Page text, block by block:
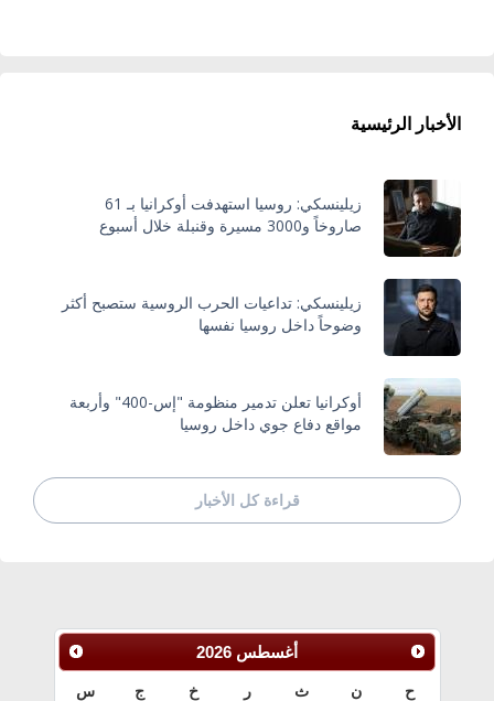
الأخبار الرئيسية
زيلينسكي: روسيا استهدفت أوكرانيا بـ 61
صاروخاً و3000 مسيرة وقنبلة خلال أسبوع
زيلينسكي: تداعيات الحرب الروسية ستصبح أكثر
وضوحاً داخل روسيا نفسها
أوكرانيا تعلن تدمير منظومة "إس-400" وأربعة
مواقع دفاع جوي داخل روسيا
قراءة كل الأخبار
أغسطس 2026
ح ن ث ر خ ج س